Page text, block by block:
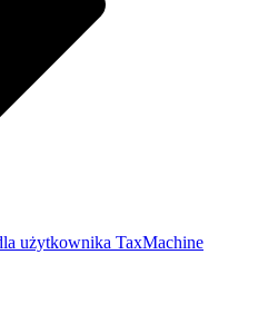
użytkownika TaxMachine